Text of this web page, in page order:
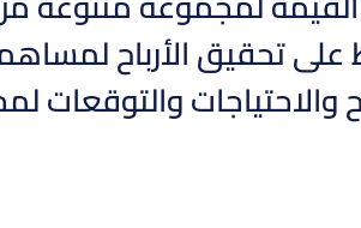
على تحقيق الأرباح
والاحتياجات